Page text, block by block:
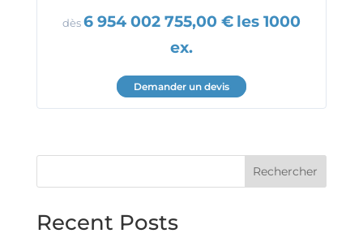
dès6 954 002 755,00 € les 1000
ex.
Demander un devis
Rechercher
Recent Posts